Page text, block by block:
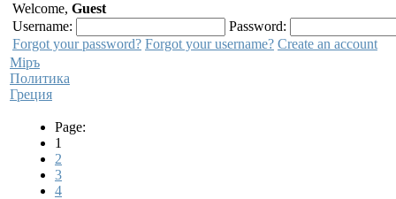
Welcome, Guest
Username:
Password:
Forgot your password? Forgot your username? Create an account
Мiръ
Политика
Греция
Page:
1
2
3
4